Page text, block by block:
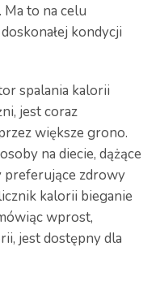
to na celu
kondycji
spalania kalorii
jest coraz
większe grono.
na diecie, dążące
preferujące zdrowy
kalorii bieganie
wprost,
jest dostępny dla